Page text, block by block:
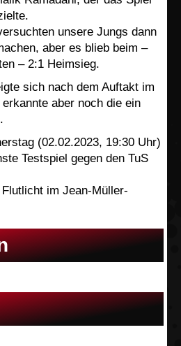
unsere Jungs dann
aber es blieb beim –
– 2:1 Heimsieg.
sich nach dem Auftakt im
aber noch die ein
(02.02.2023, 19:30 Uhr)
Testspiel gegen den TuS
im Jean-Müller-